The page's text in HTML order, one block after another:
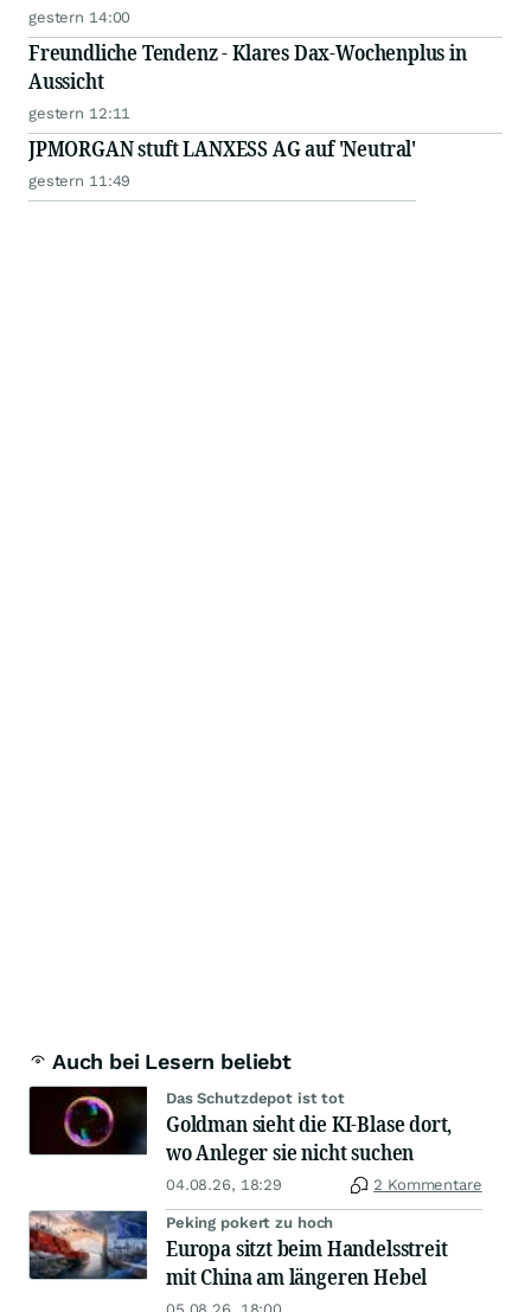
gestern 14:00
Freundliche Tendenz - Klares Dax-Wochenplus in
Aussicht
gestern 12:11
JPMORGAN stuft LANXESS AG auf 'Neutral'
gestern 11:49
Auch bei Lesern beliebt
Das Schutzdepot ist tot
Goldman sieht die KI-Blase dort,
wo Anleger sie nicht suchen
04.08.26, 18:29 2 Kommentare
Peking pokert zu hoch
Europa sitzt beim Handelsstreit
mit China am längeren Hebel